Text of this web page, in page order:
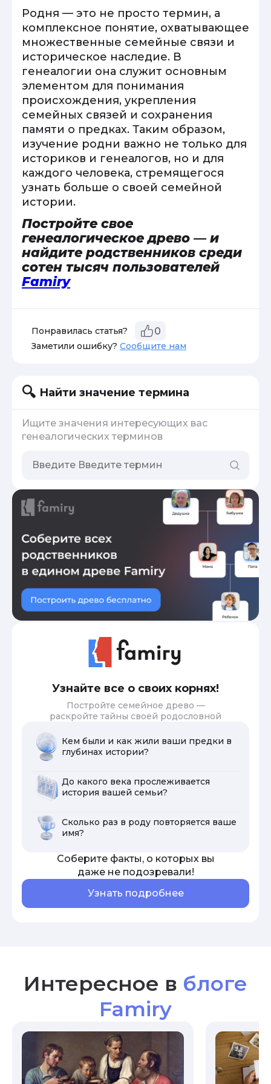
Родня — это не просто термин, а
комплексное понятие, охватывающее
множественные семейные связи и
историческое наследие. В
генеалогии она служит основным
элементом для понимания
происхождения, укрепления
семейных связей и сохранения
памяти о предках. Таким образом,
изучение родни важно не только для
историков и генеалогов, но и для
каждого человека, стремящегося
узнать больше о своей семейной
истории.
Постройте свое
генеалогическое древо — и
найдите родственников среди
сотен тысяч пользователей
Famiry
Понравилась статья? 0
Заметили ошибку? Сообщите нам
Найти значение термина
Ищите значения интересующих вас
генеалогических терминов
Узнайте все о своих корнях!
Постройте семейное древо —
раскройте тайны своей родословной
Кем были и как жили ваши предки в
глубинах истории?
До какого века прослеживается
история вашей семьи?
Сколько раз в роду повторяется ваше
имя?
Соберите факты, о которых вы
даже не подозревали!
Узнать подробнее
Интересное в блоге
Famiry